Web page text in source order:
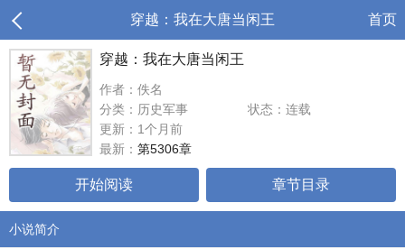
穿越：我在大唐当闲王 首页
穿越：我在大唐当闲王
作者：佚名
分类：历史军事
状态：连载
更新：1个月前
最新： 第5306章
开始阅读 章节目录
小说简介